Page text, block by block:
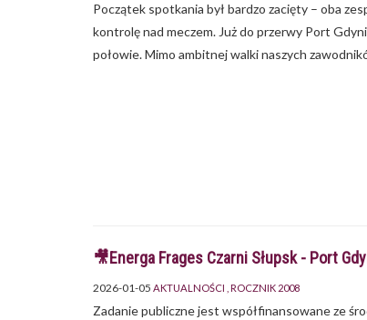
Początek spotkania był bardzo zacięty – oba
kontrolę nad meczem. Już do przerwy Port
połowie. Mimo ambitnej walki naszych
🎥Energa Frages Czarni Słupsk - Port
2026-01-05 AKTUALNOŚCI ROCZNIK 2008
Zadanie publiczne jest współfinansowane ze